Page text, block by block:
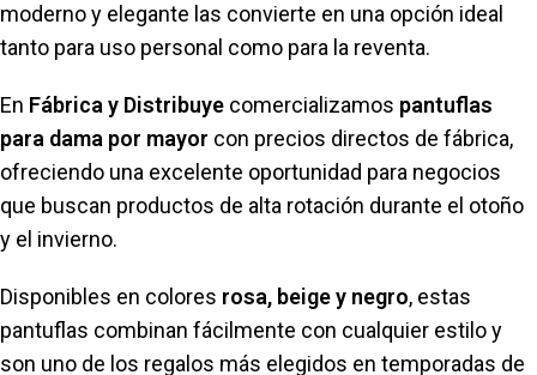
moderno y elegante las convierte en una opción ideal
tanto para uso personal como para la reventa.
En Fábrica y Distribuye comercializamos pantuflas
para dama por mayor con precios directos de fábrica,
ofreciendo una excelente oportunidad para negocios
que buscan productos de alta rotación durante el otoño
y el invierno.
Disponibles en colores rosa, beige y negro, estas
pantuflas combinan fácilmente con cualquier estilo y
son uno de los regalos más elegidos en temporadas de